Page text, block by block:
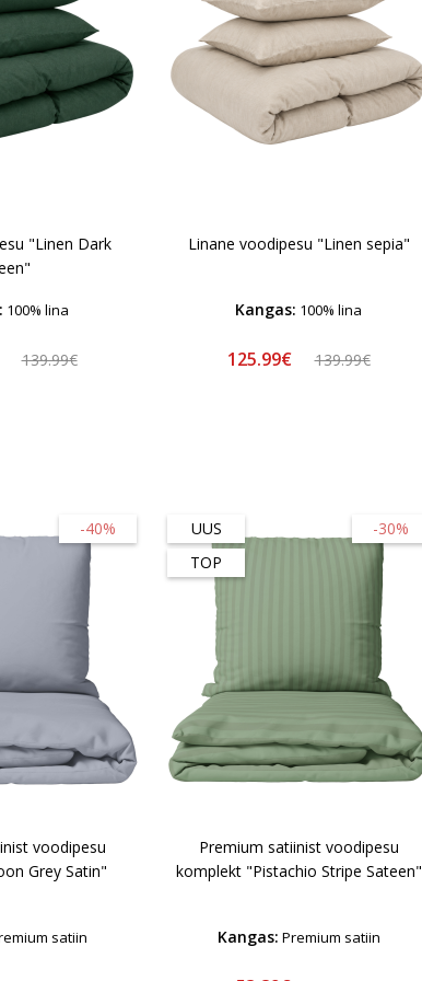
"Linen Dark
100% lina
139.99€
Linane voodipesu "Linen sepia"
Kangas: 100% lina
125.99€ 139.99€
-40%
voodipesu
Grey Satin"
satiin
-30%
UUS
TOP
Premium satiinist voodipesu
komplekt "Pistachio Stripe Sateen"
Kangas: Premium satiin